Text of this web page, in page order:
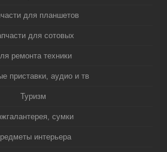
для планшетов
для сотовых
ремонта техники
приставки, аудио и тв
Туризм
сумки
интерьера